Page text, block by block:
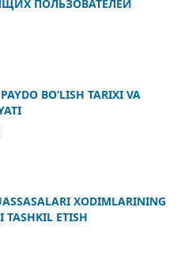
ПОЛЬЗОВАТЕЛЕЙ
BOʻLISH TARIXI VA
XODIMLARINING
TASHKIL ETISH